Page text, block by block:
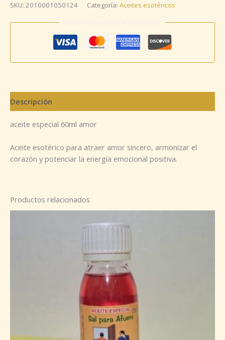
SKU: 2010001050124 Categoría: Aceites esotéricos
Descripción
aceite especial 60ml amor
Aceite esotérico para atraer amor sincero, armonizar el
corazón y potenciar la energía emocional positiva.
Productos relacionados